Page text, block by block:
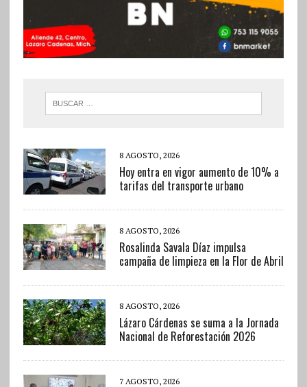
8 AGOSTO, 2026
Hoy entra en vigor aumento de 10% a
tarifas del transporte urbano
8 AGOSTO, 2026
Rosalinda Savala Díaz impulsa
campaña de limpieza en la Flor de Abril
8 AGOSTO, 2026
Lázaro Cárdenas se suma a la Jornada
Nacional de Reforestación 2026
7 AGOSTO, 2026